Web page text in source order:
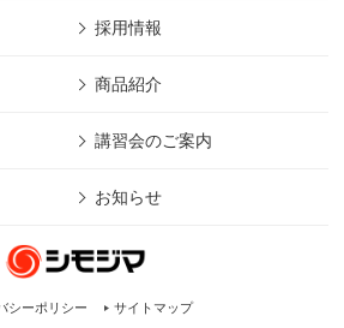
採用情報
商品紹介
講習会のご案内
お知らせ
シーポリシー サイトマップ